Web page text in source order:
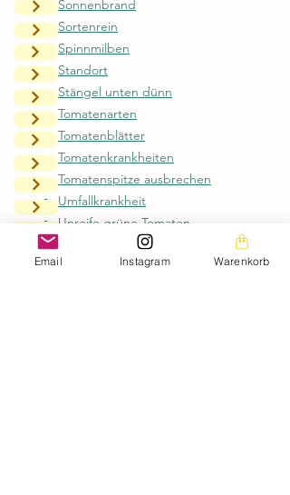
Sonnenbrand
Sortenrein
Spinnmilben
Standort
Stängel unten dünn
Tomatenarten
Tomatenblätter
Tomatenkrankheiten
Tomatenspitze ausbrechen
Umfallkrankheit
Unreife grüne Tomaten
Veredlung
Vergeilung
Email Instagram Warenkorb